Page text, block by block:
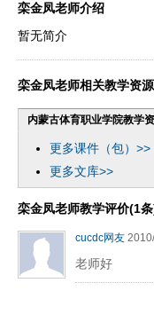
栾金凤老师介绍
暂无简介
栾金凤老师相关教学资源
内蒙古体育职业学院教学
更多课件（包）>>
更多文库>>
栾金凤老师教学评价(1
cucdc网友
老师好